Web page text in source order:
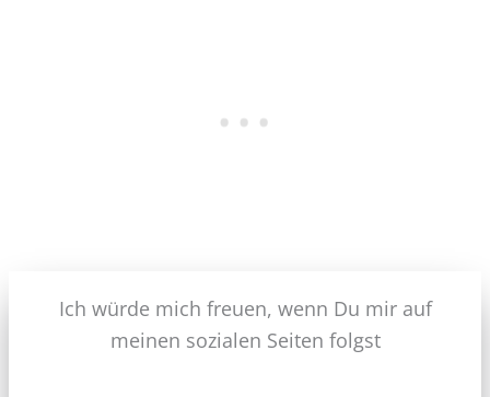
Ich würde mich freuen, wenn Du mir auf
meinen sozialen Seiten folgst